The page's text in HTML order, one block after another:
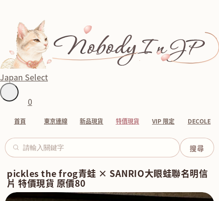
Japan Select
0
首頁 東京連線 新品現貨 特價現貨 VIP 限定 DECOLE
pickles the frog青蛙 × SANRIO大眼蛙聯名明信
片 特價現貨 原價80